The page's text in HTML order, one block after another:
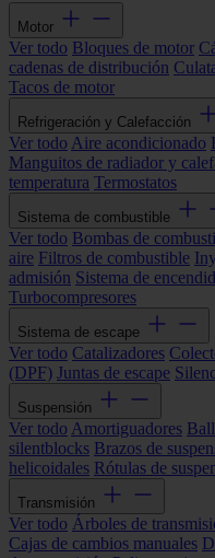
Motor
Ver todo Bloques de motor
cadenas de distribución
Tacos de motor
Refrigeración y Calefacción
Ver todo Aire acondicionado
Manguitos de radiador y
temperatura Termostatos
Sistema de combustible
Ver todo Bombas de
aire Filtros de combustible
admisión Sistema de
Turbocompresores
Sistema de escape
Ver todo Catalizadores
(DPF) Juntas de escape
Suspensión
Ver todo Amortiguadores
silentblocks Brazos de
helicoidales Rótulas de
Transmisión
Ver todo Árboles de
Cajas de cambios manuales